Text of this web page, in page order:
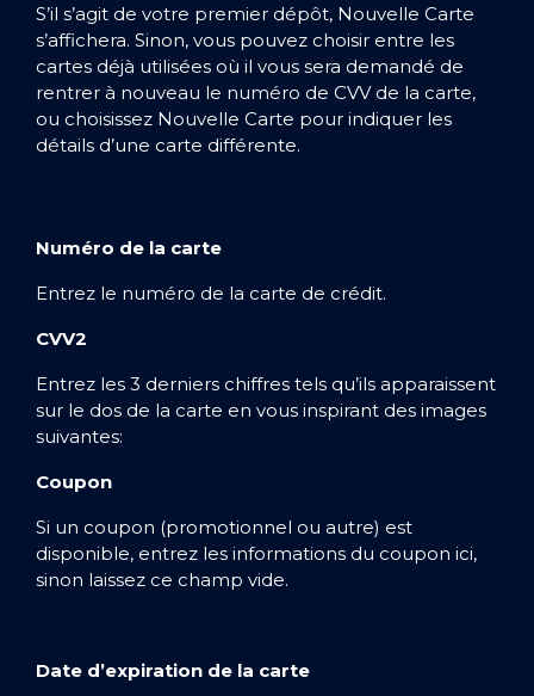
S’il s’agit de votre premier dépôt, Nouvelle Carte
s’affichera. Sinon, vous pouvez choisir entre les
cartes déjà utilisées où il vous sera demandé de
rentrer à nouveau le numéro de CVV de la carte,
ou choisissez Nouvelle Carte pour indiquer les
détails d’une carte différente.
Numéro de la carte
Entrez le numéro de la carte de crédit.
CVV2
Entrez les 3 derniers chiffres tels qu’ils apparaissent
sur le dos de la carte en vous inspirant des images
suivantes:
Coupon
Si un coupon (promotionnel ou autre) est
disponible, entrez les informations du coupon ici,
sinon laissez ce champ vide.
Date d’expiration de la carte